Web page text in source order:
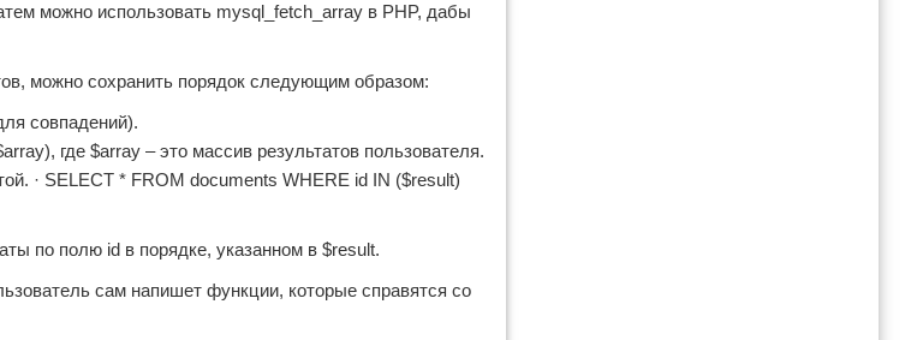
можно использовать mysql_fetch_array в PHP, дабы
можно сохранить порядок следующим образом:
совпадений).
где $array – это массив результатов пользователя.
· SELECT * FROM documents WHERE id IN ($result)
по полю id в порядке, указанном в $result.
сам напишет функции, которые справятся со